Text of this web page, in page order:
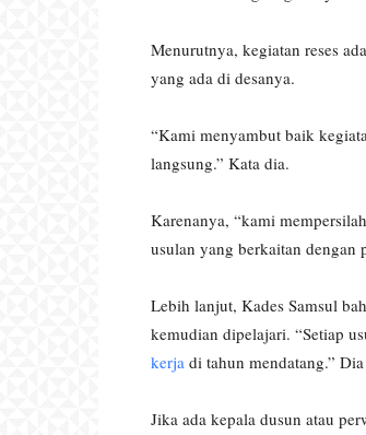
Menurutnya, kegiatan reses
yang ada di desanya.
“Kami menyambut baik
langsung.” Kata dia.
Karenanya, “kami
usulan yang berkaitan dengan
Lebih lanjut, Kades Samsul
kemudian dipelajari. “Setiap
kerja di tahun mendatang.”
Jika ada kepala dusun atau